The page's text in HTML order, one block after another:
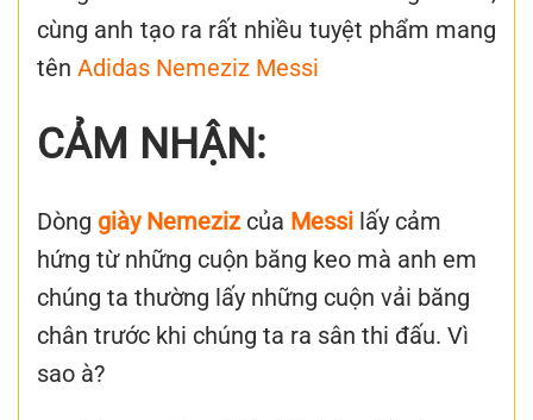
cùng anh tạo ra rất nhiều tuyệt phẩm mang
tên Adidas Nemeziz Messi
CẢM NHẬN:
Dòng giày Nemeziz của Messi lấy cảm
hứng từ những cuộn băng keo mà anh em
chúng ta thường lấy những cuộn vải băng
chân trước khi chúng ta ra sân thi đấu. Vì
sao à?